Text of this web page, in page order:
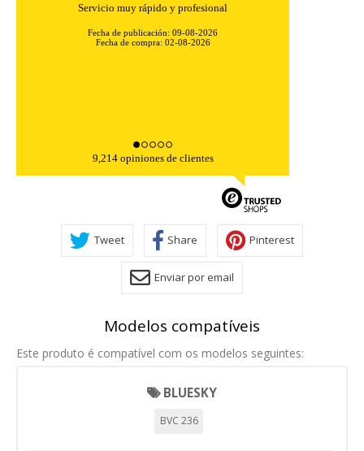
Buena yrapida
Fecha de publicación: 08-08-2026
Fecha de compra: 01-08-2026
9,214 opiniones de clientes
Tweet Share Pinterest
Enviar por email
Modelos compatíveis
Este produto é compatível com os modelos seguintes:
BLUESKY
BVC 236